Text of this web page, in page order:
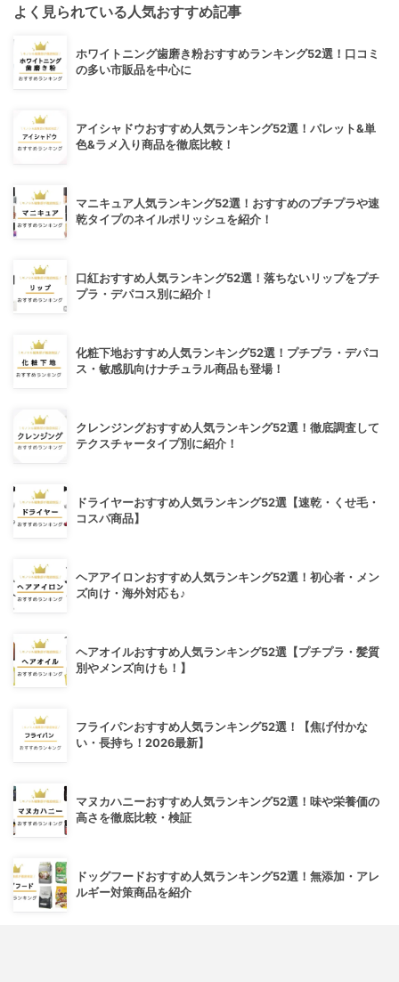
よく見られている人気おすすめ記事
ホワイトニング歯磨き粉おすすめランキング52選！口コミ
の多い市販品を中心に
アイシャドウおすすめ人気ランキング52選！パレット&単
色&ラメ入り商品を徹底比較！
マニキュア人気ランキング52選！おすすめのプチプラや速
乾タイプのネイルポリッシュを紹介！
口紅おすすめ人気ランキング52選！落ちないリップをプチ
プラ・デパコス別に紹介！
化粧下地おすすめ人気ランキング52選！プチプラ・デパコ
ス・敏感肌向けナチュラル商品も登場！
クレンジングおすすめ人気ランキング52選！徹底調査して
テクスチャータイプ別に紹介！
ドライヤーおすすめ人気ランキング52選【速乾・くせ毛・
コスパ商品】
ヘアアイロンおすすめ人気ランキング52選！初心者・メン
ズ向け・海外対応も♪
ヘアオイルおすすめ人気ランキング52選【プチプラ・髪質
別やメンズ向けも！】
フライパンおすすめ人気ランキング52選！【焦げ付かな
い・長持ち！2026最新】
マヌカハニーおすすめ人気ランキング52選！味や栄養価の
高さを徹底比較・検証
ドッグフードおすすめ人気ランキング52選！無添加・アレ
ルギー対策商品を紹介